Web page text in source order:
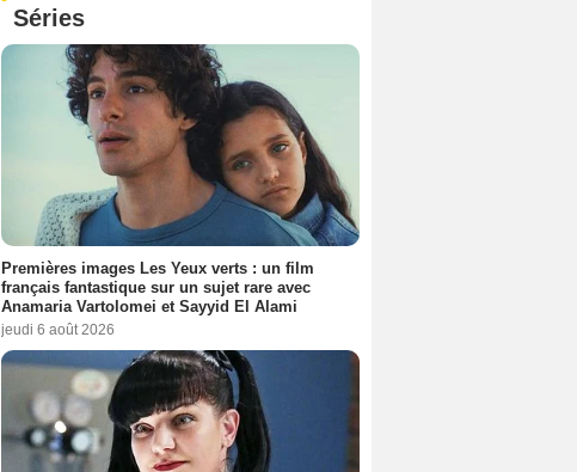
Séries
Premières images Les Yeux verts : un film
français fantastique sur un sujet rare avec
Anamaria Vartolomei et Sayyid El Alami
jeudi 6 août 2026